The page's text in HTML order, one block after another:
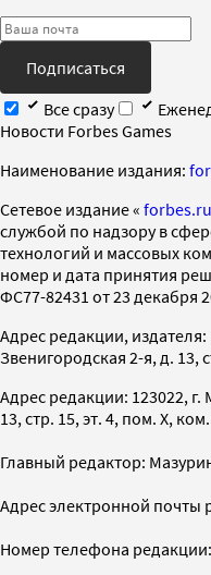
Подписаться
Все сразу
Новости Forbes Games
Наименование издания:
Cетевое издание « forbes.ru
службой по надзору в
технологий и массовых
номер и дата принятия
ФС77-82431 от 23 декабря
Адрес редакции, издателя:
Звенигородская 2-я, д. 13,
Адрес редакции: 123022, г.
13, стр. 15, эт. 4, пом. X, ком.
Главный редактор:
Адрес электронной почты
Номер телефона редакции: